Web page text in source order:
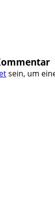
sein, um